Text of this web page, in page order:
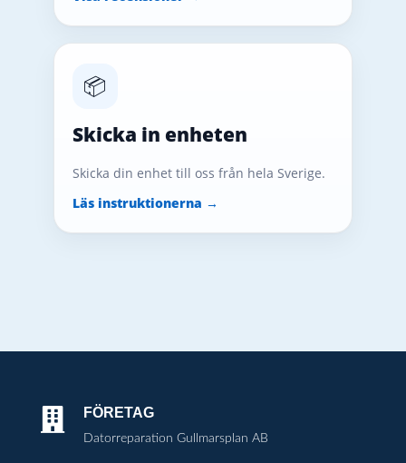
📦
Skicka in enheten
Skicka din enhet till oss från hela Sverige.
Läs instruktionerna →
 FÖRETAG
Datorreparation Gullmarsplan AB